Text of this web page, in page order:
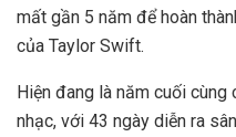
mất gần 5 năm để hoàn
của Taylor Swift.
Hiện đang là năm cuối cùng
nhạc, với 43 ngày diễn ra